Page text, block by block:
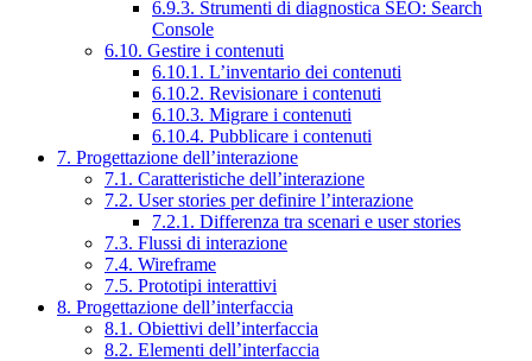
6.9.3. Strumenti di diagnostica SEO: Search
Console
6.10. Gestire i contenuti
6.10.1. L’inventario dei contenuti
6.10.2. Revisionare i contenuti
6.10.3. Migrare i contenuti
6.10.4. Pubblicare i contenuti
7. Progettazione dell’interazione
7.1. Caratteristiche dell’interazione
7.2. User stories per definire l’interazione
7.2.1. Differenza tra scenari e user stories
7.3. Flussi di interazione
7.4. Wireframe
7.5. Prototipi interattivi
8. Progettazione dell’interfaccia
8.1. Obiettivi dell’interfaccia
8.2. Elementi dell’interfaccia